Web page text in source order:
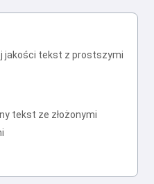
jakości tekst z prostszymi
tekst ze złożonymi